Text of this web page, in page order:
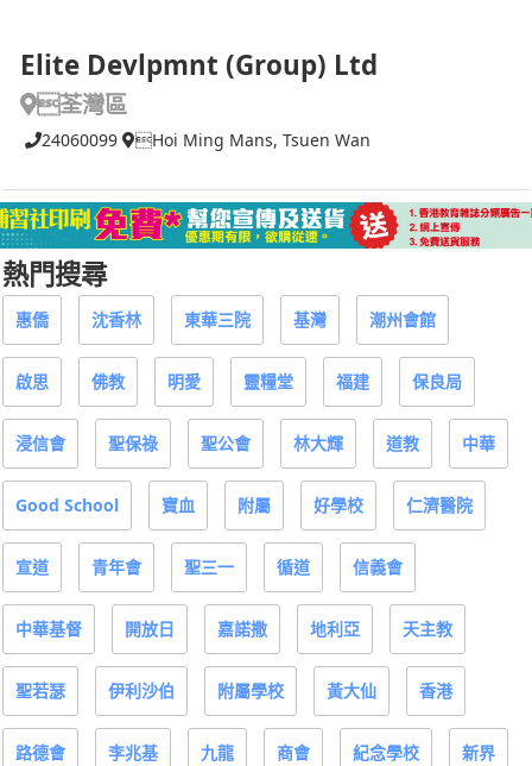
Elite Devlpmnt (Group) Ltd
荃灣區
24060099 Hoi Ming Mans, Tsuen Wan
熱門搜尋
惠僑 沈香林 東華三院 基灣 潮州會館
啟思 佛教 明愛 靈糧堂 福建 保良局
浸信會 聖保祿 聖公會 林大輝 道教 中華
Good School 寶血 附屬 好學校 仁濟醫院
宣道 青年會 聖三一 循道 信義會
中華基督 開放日 嘉諾撒 地利亞 天主教
聖若瑟 伊利沙伯 附屬學校 黃大仙 香港
路德會 李兆基 九龍 商會 紀念學校 新界